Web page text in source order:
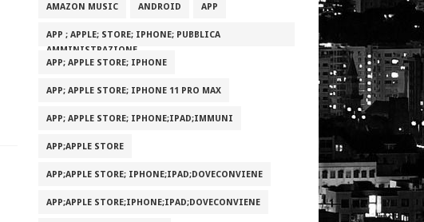
AMAZON MUSIC ANDROID APP
APP ; APPLE; STORE; IPHONE; PUBBLICA
AMMINISTRAZIONE
APP; APPLE STORE; IPHONE
APP; APPLE STORE; IPHONE 11 PRO MAX
APP; APPLE STORE; IPHONE;IPAD;IMMUNI
APP;APPLE STORE
APP;APPLE STORE; IPHONE;IPAD;DOVECONVIENE
APP;APPLE STORE;IPHONE;IPAD;DOVECONVIENE